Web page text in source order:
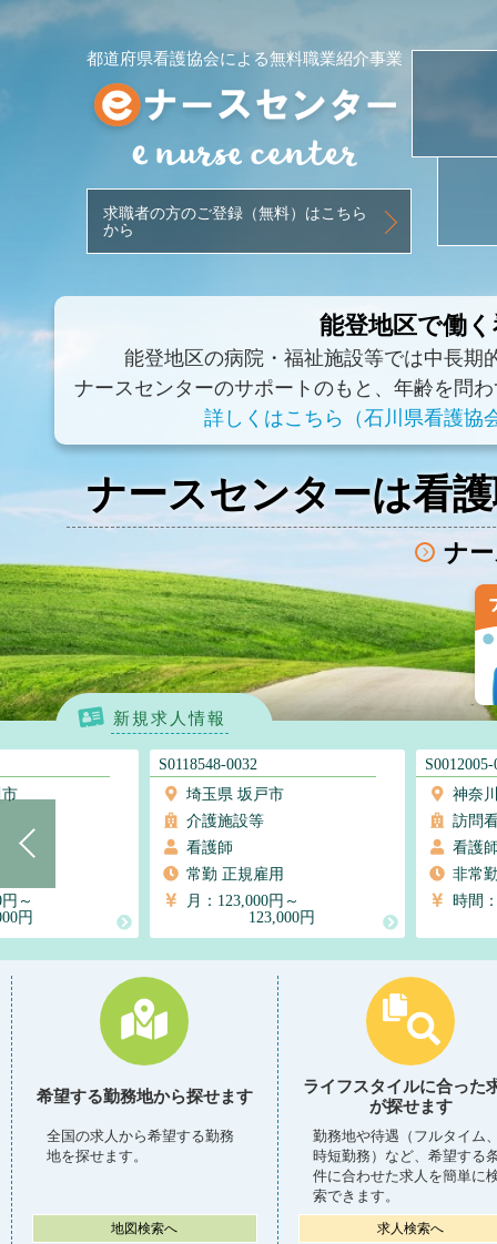
都道府県看護協会による無料職業紹介事業
求職者の方のご登録（無料）はこちら
から
能登地区で働
能登地区の病院・福祉施設等では中長期
ナースセンターのサポートのもと、年齢を問
詳しくはこちら（石川県看護
ナースセンターは看
ナ
新規求人情報
S0118548-0032
埼玉県 坂戸市
介護施設等
常勤 正規雇用
月：123,000円～
S0012005-0095
神奈川県 相模原市
訪問看護ステーシ
時間：1,600円～
希望する勤務地から探せます
全国の求人から希望する勤務
地を探せます。
地図検索へ
ライフスタイルに合った
が探せます
勤務地や待遇（フルタイム
時短勤務）など、希望する
件に合わせた求人を簡単に
索できます。
求人検索へ
求人検索へ